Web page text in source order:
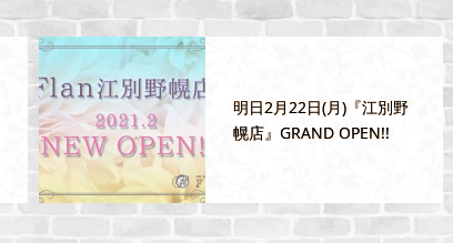
7/22(木)すすきの店セラピ
スト緊急出勤！！